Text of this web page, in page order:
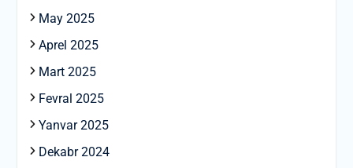
May 2025
Aprel 2025
Mart 2025
Fevral 2025
Yanvar 2025
Dekabr 2024